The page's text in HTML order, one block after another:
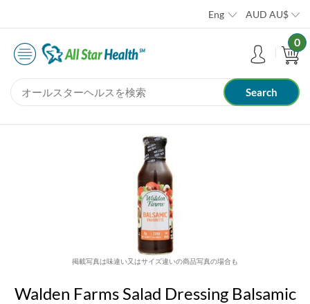
Eng AUD AU$
0
掲載写真は味違い又はサイズ違いの商品写真の場合も
Walden Farms Salad Dressing Balsamic